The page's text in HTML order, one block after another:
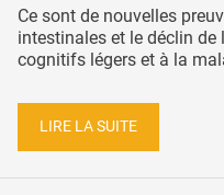
Ce sont de nouvelles
intestinales et le déclin
cognitifs légers et à la
LIRE LA SUITE